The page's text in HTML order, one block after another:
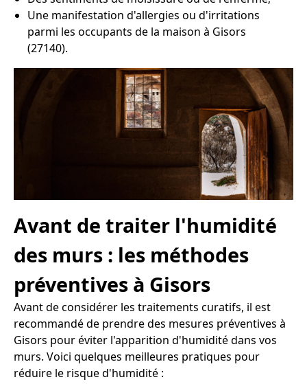
Une manifestation d'allergies ou d'irritations
parmi les occupants de la maison à Gisors
(27140).
Avant de traiter l'humidité
des murs : les méthodes
préventives à Gisors
Avant de considérer les traitements curatifs, il est
recommandé de prendre des mesures préventives à
Gisors pour éviter l'apparition d'humidité dans vos
murs. Voici quelques meilleures pratiques pour
réduire le risque d'humidité :